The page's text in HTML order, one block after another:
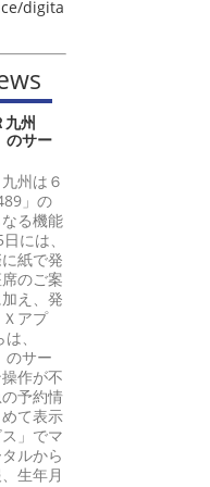
digita
九州
のサー
州は６
」の
る機能
には、
紙で発
のご案
え、発
アプ
、
のサー
作が不
予約情
て表示
」でマ
ルから
生年月